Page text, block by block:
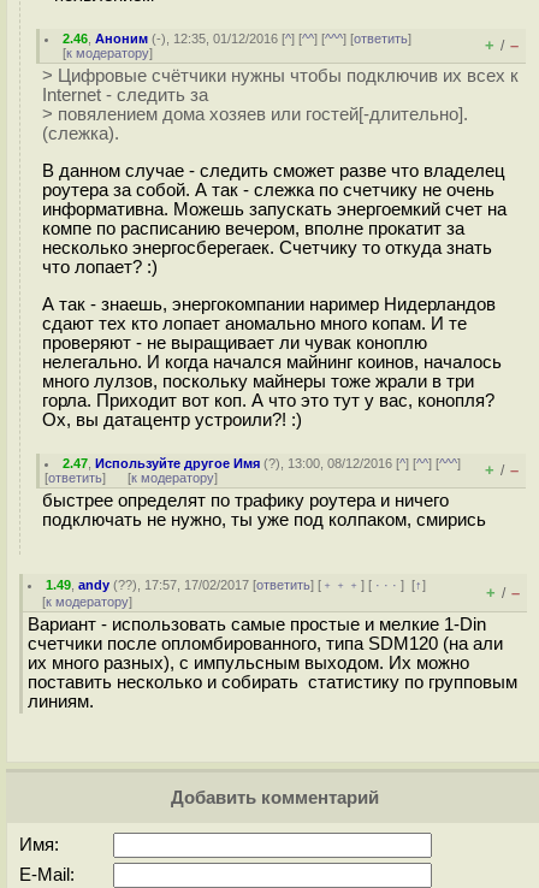
2.46 ,Аноним (-), 12:35, 01/12/2016 [^] [^^] [^^^] [ответить]
[к модератору] + / –
> Цифровые счётчики нужны чтобы подключив их всех к
Internet - следить за
> повялением дома хозяев или гостей[-длительно].
(слежка).
В данном случае - следить сможет разве что владелец
роутера за собой. А так - слежка по счетчику не очень
информативна. Можешь запускать энергоемкий счет на
компе по расписанию вечером, вполне прокатит за
несколько энергосберегаек. Счетчику то откуда знать
что лопает? :)
А так - знаешь, энергокомпании наример Нидерландов
сдают тех кто лопает аномально много копам. И те
проверяют - не выращивает ли чувак коноплю
нелегально. И когда начался майнинг коинов, началось
много лулзов, поскольку майнеры тоже жрали в три
горла. Приходит вот коп. А что это тут у вас, конопля?
Ох, вы датацентр устроили?! :)
2.47 ,Используйте другое Имя (?), 13:00, 08/12/2016 [^] [^^] [^^^]
[ответить] [к модератору] + / –
быстрее определят по трафику роутера и ничего
подключать не нужно, ты уже под колпаком, смирись
1.49 ,andy (??), 17:57, 17/02/2017 [ответить] [ ﹢﹢﹢] [ · · ·][↑]
[к модератору] + / –
Вариант - использовать самые простые и мелкие 1-Din
счетчики после опломбированного, типа SDM120 (на али
их много разных), с импульсным выходом. Их можно
поставить несколько и собирать статистику по групповым
линиям.
Добавить комментарий
Имя:
E-Mail: